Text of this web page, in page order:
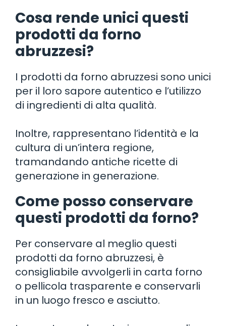
Cosa rende unici questi
prodotti da forno
abruzzesi?
I prodotti da forno abruzzesi sono unici
per il loro sapore autentico e l’utilizzo
di ingredienti di alta qualità.
Inoltre, rappresentano l’identità e la
cultura di un’intera regione,
tramandando antiche ricette di
generazione in generazione.
Come posso conservare
questi prodotti da forno?
Per conservare al meglio questi
prodotti da forno abruzzesi, è
consigliabile avvolgerli in carta forno
o pellicola trasparente e conservarli
in un luogo fresco e asciutto.